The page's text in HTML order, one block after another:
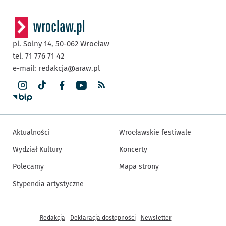
pl. Solny 14, 50-062 Wrocław
tel. 71 776 71 42
e-mail: redakcja@araw.pl
Aktualności
Wydział Kultury
Polecamy
Stypendia artystyczne
Wrocławskie festiwale
Koncerty
Mapa strony
Inne informacje
Redakcja Deklaracja dostępności Newsletter